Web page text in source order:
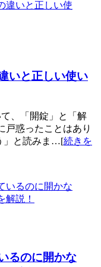
いと正しい使い
、「開錠」と「解
戸惑ったことはあり
」と読みま…[続きを
るのに開かな